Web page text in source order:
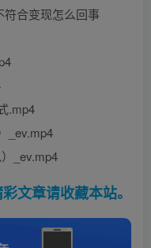
符合变现怎么回事
.mp4
_ev.mp4
_ev.mp4
文章请收藏本站。